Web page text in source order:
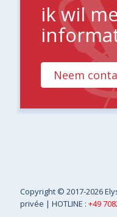
ik wil
Neem
Copyright © 2017-2026
privée | HOTLINE :+49